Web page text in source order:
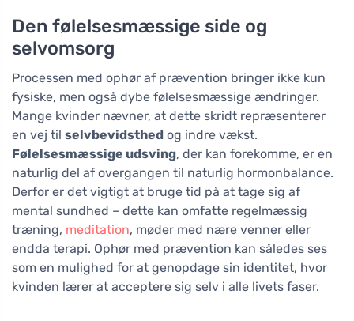
Den følelsesmæssige side og
selvomsorg
Processen med ophør af prævention bringer ikke kun
fysiske, men også dybe følelsesmæssige ændringer.
Mange kvinder nævner, at dette skridt repræsenterer
en vej til selvbevidsthed og indre vækst.
Følelsesmæssige udsving, der kan forekomme, er en
naturlig del af overgangen til naturlig hormonbalance.
Derfor er det vigtigt at bruge tid på at tage sig af
mental sundhed – dette kan omfatte regelmæssig
træning, meditation, møder med nære venner eller
endda terapi. Ophør med prævention kan således ses
som en mulighed for at genopdage sin identitet, hvor
kvinden lærer at acceptere sig selv i alle livets faser.